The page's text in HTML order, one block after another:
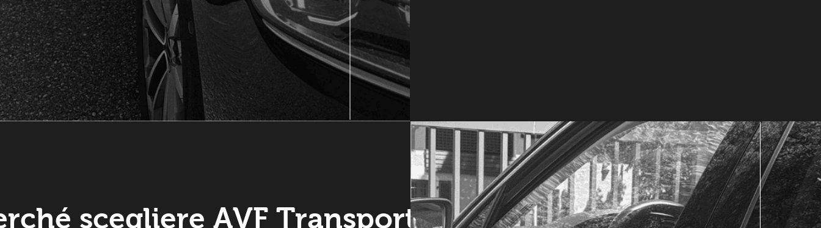
scegliere AVF Transport